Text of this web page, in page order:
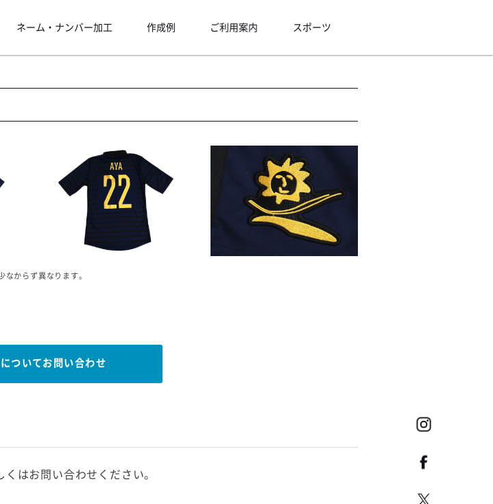
ネーム・ナンバー加工 作成例 ご利用案内 スポーツ
からず異なります。
ついてお問い合わせ
はお問い合わせください。